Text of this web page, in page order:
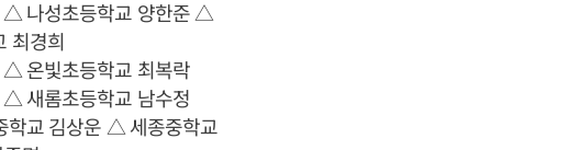
△ 나성초등학교 양한준 △
최경희
온빛초등학교 최복락
새롬초등학교 남수정
교 김상운 △ 세종중학교